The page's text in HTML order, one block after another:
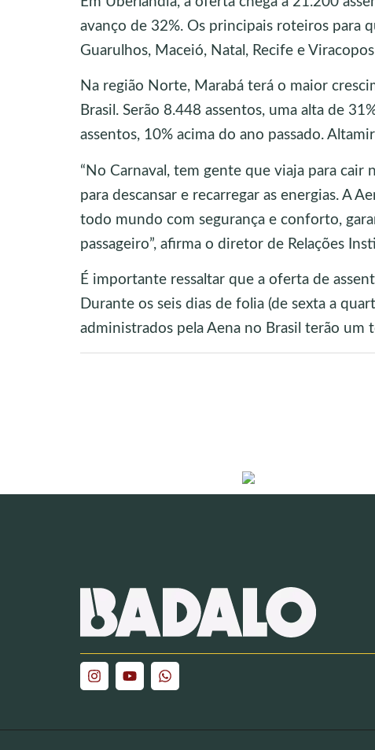
avanço de 32%. Os principais roteiros para
Guarulhos, Maceió, Natal, Recife e
Na região Norte, Marabá terá o maior
Brasil. Serão 8.448 assentos, uma alta de
assentos, 10% acima do ano passado.
“No Carnaval, tem gente que viaja para
para descansar e recarregar as energias. A
todo mundo com segurança e conforto,
passageiro”, afirma o diretor de Relações
É importante ressaltar que a oferta de
Durante os seis dias de folia (de sexta a
administrados pela Aena no Brasil terão um